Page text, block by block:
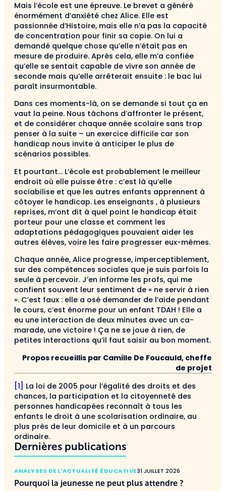
Mais l’école est une épreuve. Le brevet a généré
énormément d’anxiété chez Alice. Elle est
passionnée d’Histoire, mais elle n’a pas la capacité
de concentra­tion pour finir sa copie. On lui a
demandé quelque chose qu’elle n’était pas en
mesure de produire. Après cela, elle m’a confiée
qu’elle se sentait capable de vivre son année de
seconde mais qu’elle arrêterait ensuite : le bac lui
paraît insurmontable.
Dans ces moments-là, on se demande si tout ça en
vaut la peine. Nous tâchons d’affronter le présent,
et de considérer chaque année scolaire sans trop
pen­ser à la suite – un exercice difficile car son
handicap nous invite à anticiper le plus de
scénarios possibles.
Et pourtant… L’école est probablement le meilleur
endroit où elle puisse être : c’est là qu’elle
sociabilise et que les autres enfants apprennent à
côtoyer le han­dicap. Les enseignants , à plusieurs
reprises, m’ont dit à quel point le handicap était
porteur pour une classe et comment les
adaptations pédagogiques pouvaient aider les
autres élèves, voire les faire progresser eux-mêmes.
Chaque année, Alice progresse, imperceptible­ment,
sur des compétences sociales que je suis par­fois la
seule à percevoir. J’en informe les profs, qui me
confient souvent leur sentiment de « ne servir à rien
». C’est faux : elle a osé demander de l’aide pen­dant
le cours, c’est énorme pour un enfant TDAH ! Elle a
eu une interaction de deux minutes avec un ca­
marade, une victoire ! Ça ne se joue à rien, de
petites interactions qu’il faut saisir au bon moment.
Propos recueillis par Camille De Foucauld, cheffe
de projet
[1] La loi de 2005 pour l’égalité des droits et des
chances, la participation et la citoyenneté des
personnes handicapées reconnaît à tous les
enfants le droit à une scolarisation ordinaire, au
plus près de leur domicile et à un parcours
ordinaire.
Dernières publications
ANALYSES DE L'ACTUALITÉ ÉDUCATIVE31 JUILLET 2026
Pourquoi la jeunesse ne peut plus attendre ?